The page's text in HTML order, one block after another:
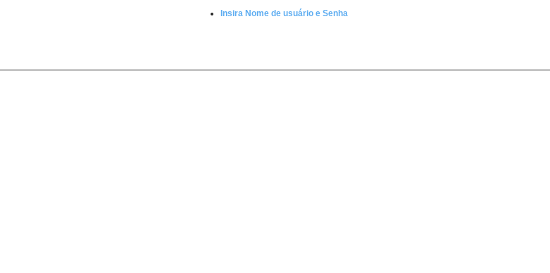
Insira Nome de usuário e Senha